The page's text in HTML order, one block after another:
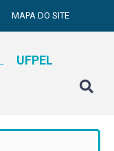
MAPA DO SITE
UFPEL